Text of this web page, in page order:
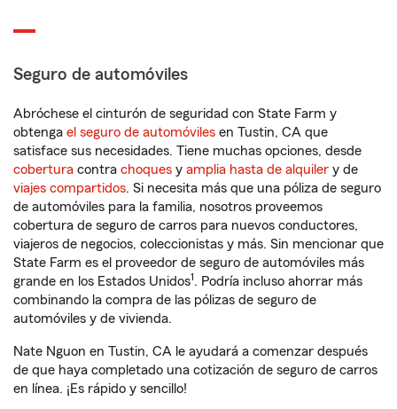
Seguro de automóviles
Abróchese el cinturón de seguridad con State Farm y
obtenga el seguro de automóviles en Tustin, CA que
satisface sus necesidades. Tiene muchas opciones, desde
cobertura contra choques y amplia hasta de alquiler y de
viajes compartidos. Si necesita más que una póliza de seguro
de automóviles para la familia, nosotros proveemos
cobertura de seguro de carros para nuevos conductores,
viajeros de negocios, coleccionistas y más. Sin mencionar que
State Farm es el proveedor de seguro de automóviles más
grande en los Estados Unidos1. Podría incluso ahorrar más
combinando la compra de las pólizas de seguro de
automóviles y de vivienda.
Nate Nguon en Tustin, CA le ayudará a comenzar después
de que haya completado una cotización de seguro de carros
en línea. ¡Es rápido y sencillo!